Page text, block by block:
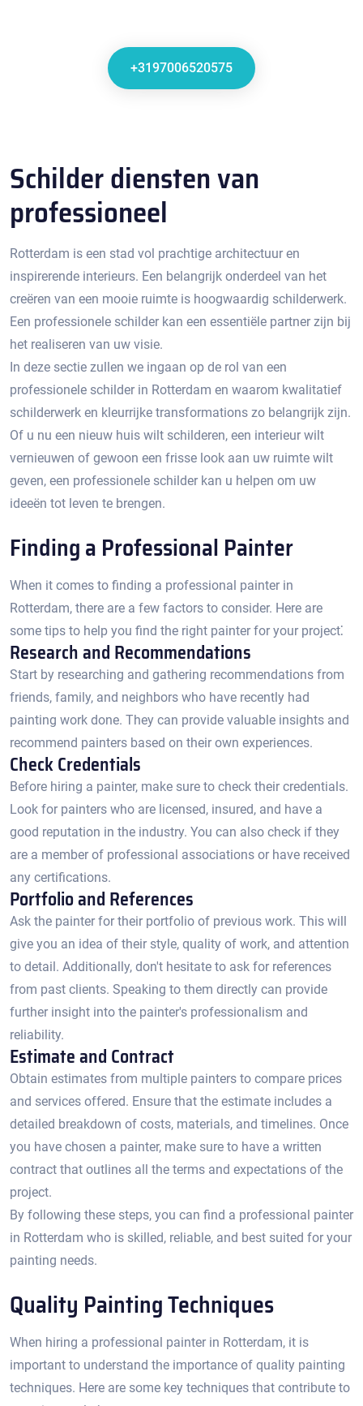
+3197006520575
Schilder diensten van
professioneel
Rotterdam is een stad vol prachtige architectuur en
inspirerende interieurs.​ Een belangrijk onderdeel van het
creëren van een mooie ruimte is hoogwaardig schilderwerk.
Een professionele schilder kan een essentiële partner zijn bij
het realiseren van uw visie.​
In deze sectie zullen we ingaan op de rol van een
professionele schilder in Rotterdam en waarom kwalitatief
schilderwerk en kleurrijke transformations zo belangrijk zijn.​
Of u nu een nieuw huis wilt schilderen, een interieur wilt
vernieuwen of gewoon een frisse look aan uw ruimte wilt
geven, een professionele schilder kan u helpen om uw
ideeën tot leven te brengen.​
Finding a Professional Painter
When it comes to finding a professional painter in
Rotterdam, there are a few factors to consider.​ Here are
some tips to help you find the right painter for your project⁚
Research and Recommendations
Start by researching and gathering recommendations from
friends, family, and neighbors who have recently had
painting work done. They can provide valuable insights and
recommend painters based on their own experiences.​
Check Credentials
Before hiring a painter, make sure to check their credentials.​
Look for painters who are licensed, insured, and have a
good reputation in the industry.​ You can also check if they
are a member of professional associations or have received
any certifications.​
Portfolio and References
Ask the painter for their portfolio of previous work.​ This will
give you an idea of their style, quality of work, and attention
to detail. Additionally, don't hesitate to ask for references
from past clients.​ Speaking to them directly can provide
further insight into the painter's professionalism and
reliability.​
Estimate and Contract
Obtain estimates from multiple painters to compare prices
and services offered.​ Ensure that the estimate includes a
detailed breakdown of costs, materials, and timelines.​ Once
you have chosen a painter, make sure to have a written
contract that outlines all the terms and expectations of the
project.
By following these steps, you can find a professional painter
in Rotterdam who is skilled, reliable, and best suited for your
painting needs.​
Quality Painting Techniques
When hiring a professional painter in Rotterdam, it is
important to understand the importance of quality painting
techniques.​ Here are some key techniques that contribute to